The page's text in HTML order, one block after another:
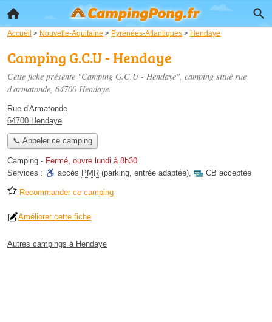
Accueil > Nouvelle-Aquitaine > Pyrénées-Atlantiques > Hendaye
Camping G.C.U - Hendaye
Cette fiche présente "Camping G.C.U - Hendaye", camping situé rue
d'armatonde, 64700 Hendaye.
Rue d'Armatonde
64700 Hendaye
📞 Appeler ce camping
Camping - Fermé, ouvre lundi à 8h30
Services :
accès PMR (parking, entrée adaptée), CB acceptée
Recommander ce camping
Améliorer cette fiche
Autres campings à Hendaye